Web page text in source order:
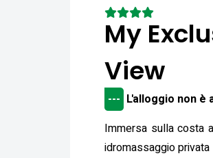
My
View
--- L'alloggio non è
Immersa sulla costa
idromassaggio